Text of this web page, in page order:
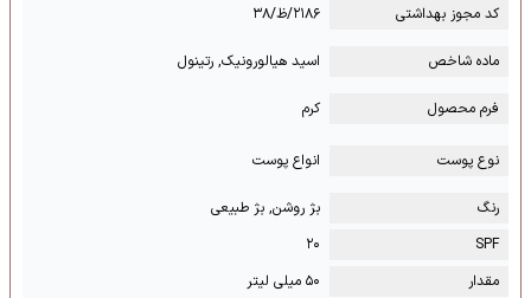
کد مجوز بهداشتی ۲۱۸۶/ظ/۳۸
ماده شاخص اسید هیالورونیک, رتینول
فرم محصول کرم
نوع پوست انواع پوست
رنگ
بژ روشن, بژ طبیعی
SPF
۲۰
مقدار
۵۰ میلی لیتر